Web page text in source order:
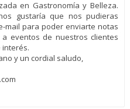
en Gastronomía y Belleza.
gustaría que nos pudieras
mail para poder enviarte notas
eventos de nuestros clientes
y un cordial saludo,